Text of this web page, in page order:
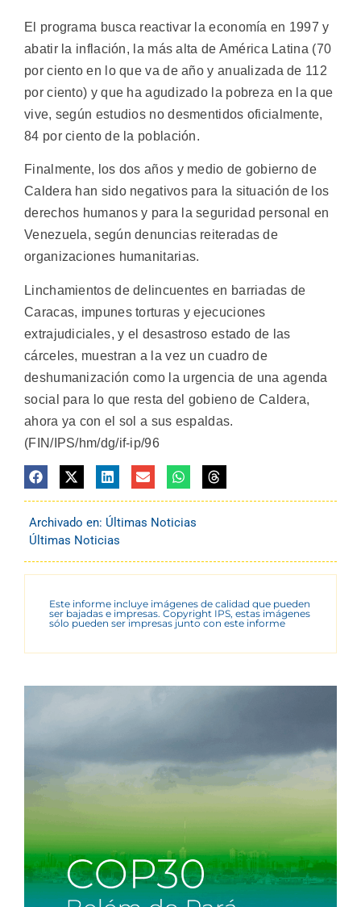
El programa busca reactivar la economía en 1997 y
abatir la inflación, la más alta de América Latina (70
por ciento en lo que va de año y anualizada de 112
por ciento) y que ha agudizado la pobreza en la que
vive, según estudios no desmentidos oficialmente,
84 por ciento de la población.
Finalmente, los dos años y medio de gobierno de
Caldera han sido negativos para la situación de los
derechos humanos y para la seguridad personal en
Venezuela, según denuncias reiteradas de
organizaciones humanitarias.
Linchamientos de delincuentes en barriadas de
Caracas, impunes torturas y ejecuciones
extrajudiciales, y el desastroso estado de las
cárceles, muestran a la vez un cuadro de
deshumanización como la urgencia de una agenda
social para lo que resta del gobieno de Caldera,
ahora ya con el sol a sus espaldas.
(FIN/IPS/hm/dg/if-ip/96
Archivado en: Últimas Noticias
Últimas Noticias
Este informe incluye imágenes de calidad que pueden
ser bajadas e impresas. Copyright IPS, estas imágenes
sólo pueden ser impresas junto con este informe